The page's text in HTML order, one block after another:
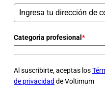
Categoria profesional *
Al suscribirte, aceptas los
de privacidad de Voltimum